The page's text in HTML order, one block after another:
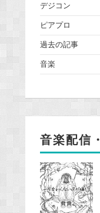
デジコン
ピアプロ
過去の記事
音楽
音楽配信